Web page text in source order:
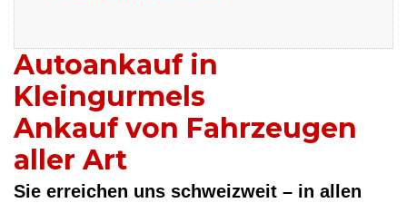
Autoankauf in
Kleingurmels
Ankauf von Fahrzeugen
aller Art
Sie erreichen uns schweizweit – in allen